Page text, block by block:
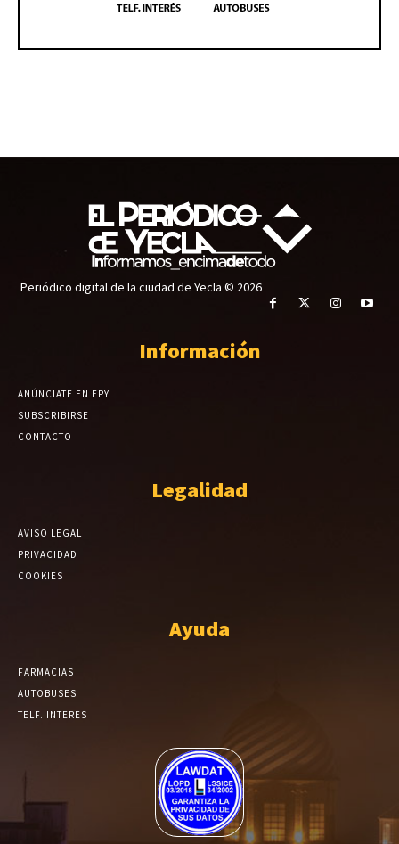
Periódico digital de la ciudad de Yecla © 2026
Información
ANÚNCIATE EN EPY
SUBSCRIBIRSE
CONTACTO
Legalidad
AVISO LEGAL
PRIVACIDAD
COOKIES
Ayuda
FARMACIAS
AUTOBUSES
TELF. INTERES